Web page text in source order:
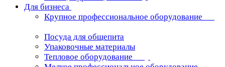
Для бизнеса
Крупное профессиональное оборудование
Посуда для общепита
Упаковочные материалы
Тепловое оборудование